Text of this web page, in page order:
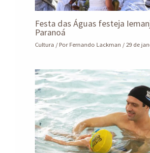
Festa das Águas festeja
Paranoá
Cultura / PorFernando Lackman /29 de